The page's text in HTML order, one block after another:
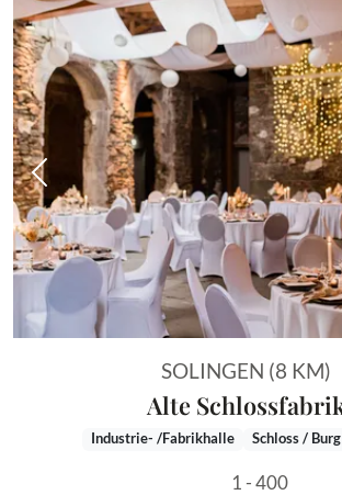
Vorheriges Bild
SOLINGEN (8 KM)
Alte
Industrie- /Fabrikhalle Schloss /
1 - 400